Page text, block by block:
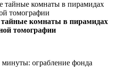
комнаты в пирамидах
томографии